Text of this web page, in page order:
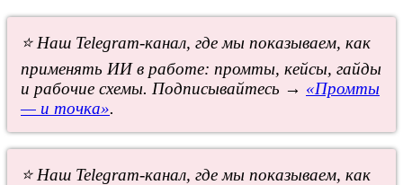
⭐ Наш Telegram-канал, где мы показываем, как
применять ИИ в работе: промты, кейсы, гайды
и рабочие схемы. Подписывайтесь → «Промты
— и точка».
⭐ Наш Telegram-канал, где мы показываем, как